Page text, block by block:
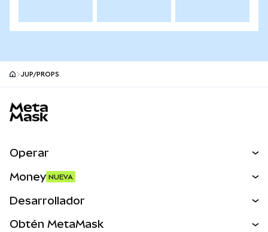
JUP/PROPS
Operar
Activos del mundo real
Money NUEVA
Desarrollador
Obtén MetaMask